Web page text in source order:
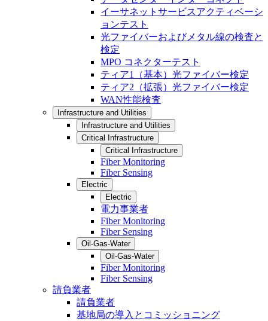
イーサネットサービスアクティベーシ
ョンテスト
光ファイバーおよびメタル線の検査と
検定
MPO コネクターテスト
ティア1（基本）光ファイバー検定
ティア2（拡張）光ファイバー検定
WAN性能検査
Infrastructure and Utilities
Infrastructure and Utilities
Critical Infrastructure
Critical Infrastructure
Fiber Monitoring
Fiber Sensing
Electric
Electric
電力事業者
Fiber Monitoring
Fiber Sensing
Oil-Gas-Water
Oil-Gas-Water
Fiber Monitoring
Fiber Sensing
請負業者
請負業者
基地局の導入とコミッショニング